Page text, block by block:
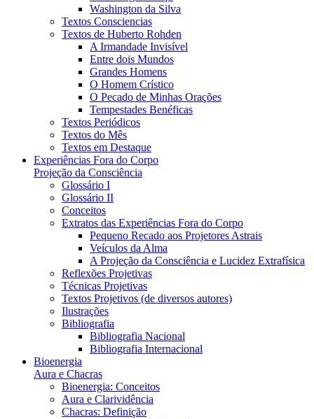
Washington da Silva
Textos Consciencias
Textos de Huberto Rohden
A Irmandade Invisível
Entre dois Mundos
Grandes Homens
O Homem Crístico
O Pecado de Minhas Orações
Tempestades Benéficas
Textos Periódicos
Textos do Mês
Textos em Destaque
Experiências Fora do Corpo
Projeção da Consciência
Glossário I
Glossário II
Conceitos
Extratos das Experiências Fora do Corpo
Pequeno Recado aos Projetores Astrais
Veículos da Alma
A Projeção da Consciência e Lucidez Extrafísica
Reflexões Projetivas
Técnicas Projetivas
Textos Projetivos (de diversos autores)
Ilustrações
Bibliografia
Bibliografia Nacional
Bibliografia Internacional
Bioenergia
Aura e Chacras
Bioenergia: Conceitos
Aura e Clarividência
Chacras: Definição